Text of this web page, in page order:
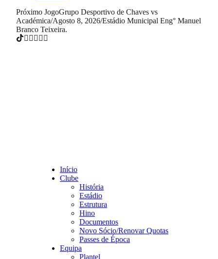
Próximo JogoGrupo Desportivo de Chaves vs
Académica/Agosto 8, 2026/Estádio Municipal Eng° Manuel
Branco Teixeira.
Início
Clube
História
Estádio
Estrutura
Hino
Documentos
Novo Sócio/Renovar Quotas
Passes de Época
Equipa
Plantel